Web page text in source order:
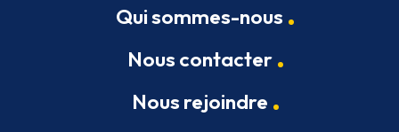
Qui sommes-nous
Nous contacter
Nous rejoindre